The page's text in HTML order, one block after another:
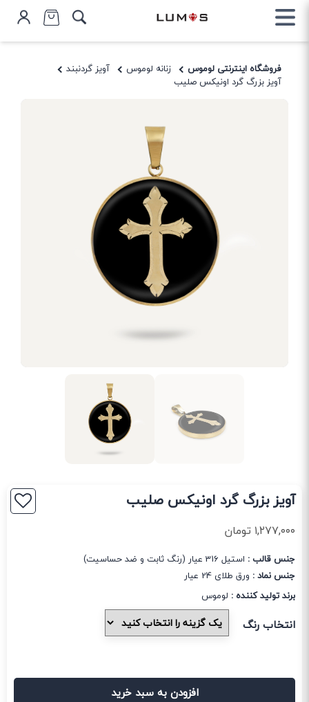
فروشگاه اینترنتی لوموس زنانه لوموس
آویز گردنبند
آویز بزرگ گرد اونیکس صلیب
آویز بزرگ گرد اونیکس صلیب
۱,۲۷۷,۰۰۰ تومان
جنس قالب : استیل 316 عیار (رنگ ثابت و ضد حساسیت)
جنس نماد : ورق طلای 24 عیار
برند تولید کننده : لوموس
انتخاب رنگ
افزودن به سبد خرید